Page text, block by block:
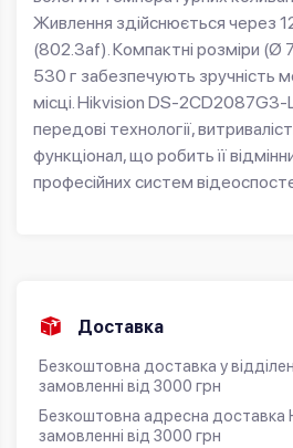
Живлення здійснюється через
(802.3af). Компактні розміри (Ø
530 г забезпечують зручність
місці.Hikvision DS-2CD2087G3-
передові технології,
функціонал, що робить її
професійних систем
Доставка
Безкоштовна доставка у
замовленні від 3000 грн
Безкоштовна адресна
замовленні від 3000 грн